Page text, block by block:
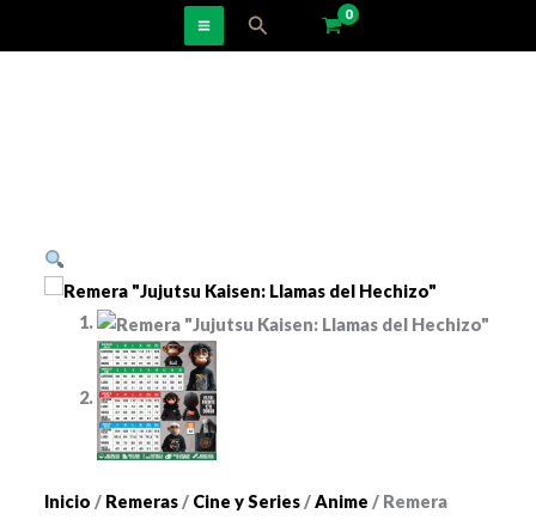
Buscar
Inicio / Remeras/ Cine y Series/Anime / Remera